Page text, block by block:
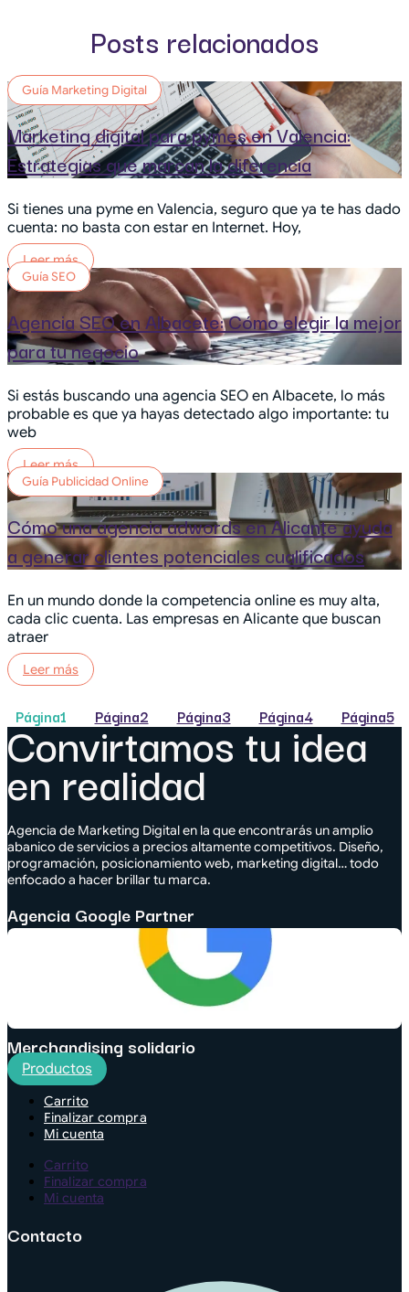
Posts relacionados
Guía Marketing Digital
Marketing digital para pymes en Valencia:
Estrategias que marcan la diferencia
Si tienes una pyme en Valencia, seguro que ya te has dado
cuenta: no basta con estar en Internet. Hoy,
Leer más
Guía SEO
Agencia SEO en Albacete: Cómo elegir la mejor
para tu negocio
Si estás buscando una agencia SEO en Albacete, lo más
probable es que ya hayas detectado algo importante: tu
web
Leer más
Guía Publicidad Online
Cómo una agencia adwords en Alicante ayuda
a generar clientes potenciales cualificados
En un mundo donde la competencia online es muy alta,
cada clic cuenta. Las empresas en Alicante que buscan
atraer
Leer más
Página1 Página2 Página3 Página4 Página5
Convirtamos tu idea
en realidad
Agencia de Marketing Digital en la que encontrarás un amplio
abanico de servicios a precios altamente competitivos. Diseño,
programación, posicionamiento web, marketing digital… todo
enfocado a hacer brillar tu marca.
Agencia Google Partner
Merchandising solidario
Productos
Carrito
Finalizar compra
Mi cuenta
Carrito
Finalizar compra
Mi cuenta
Contacto